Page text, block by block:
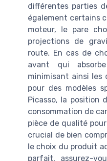
différentes parties
également certains
moteur, le pare
projections de
route. En cas de
avant qui
minimisant ainsi les
pour des modèles
Picasso, la position
consommation de
pièce de qualité
crucial de bien
le choix du produit
parfait, assurez-